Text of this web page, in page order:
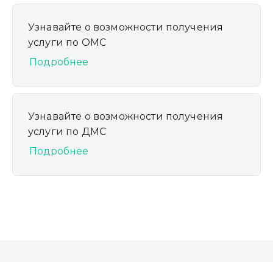
Узнавайте о возможности получения
услуги по ОМС
Подробнее
Узнавайте о возможности получения
услуги по ДМС
Подробнее